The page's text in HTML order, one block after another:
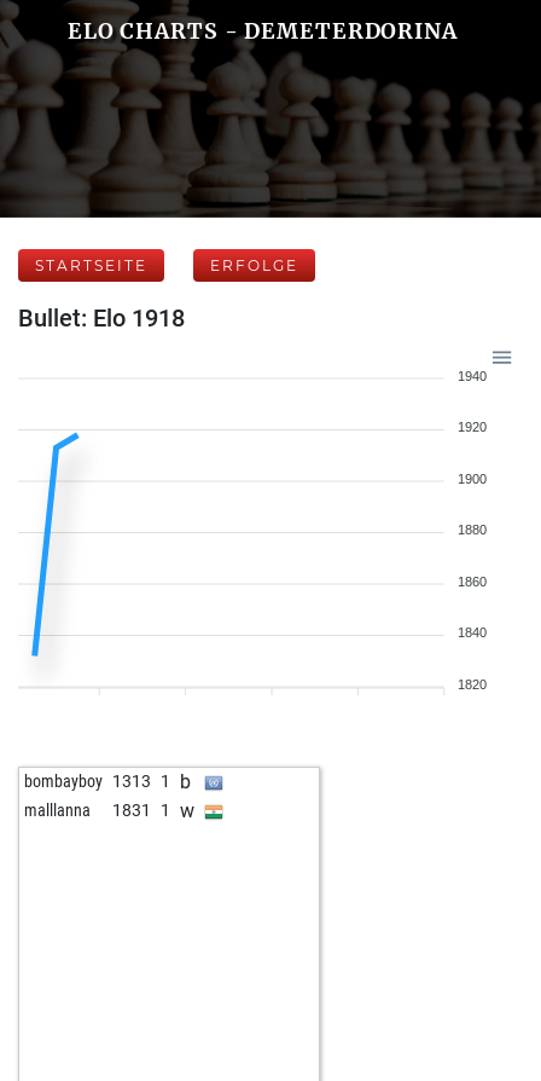
ELO CHARTS - DEMETERDORINA
STARTSEITE ERFOLGE
Bullet: Elo 1918
1940
1920
1900
1880
1860
1840
1820
bombayboy 1313 1 b
malllanna 1831 1 w